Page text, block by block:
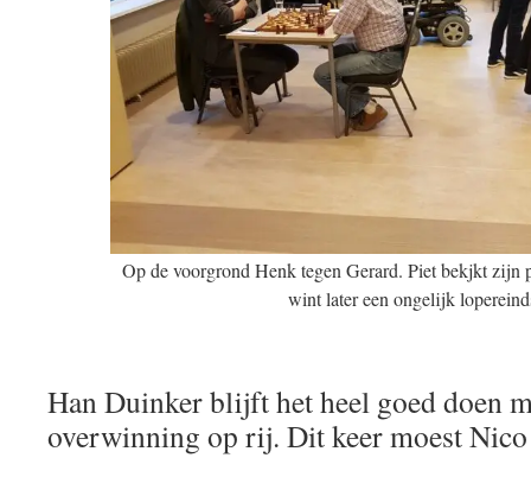
Op de voorgrond Henk tegen Gerard. Piet bekjkt zijn
wint later een ongelijk
Han Duinker blijft het heel goed doen
overwinning op rij. Dit keer moest Nico